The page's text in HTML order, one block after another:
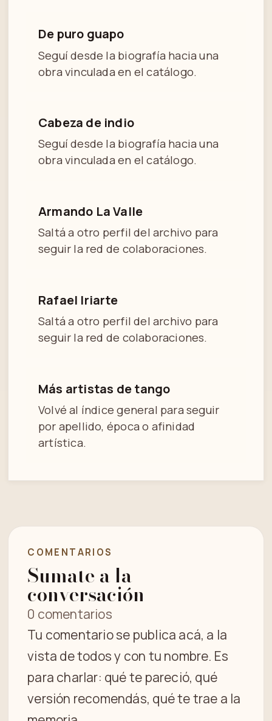
De puro guapo
Seguí desde la biografía hacia una
obra vinculada en el catálogo.
Cabeza de indio
Seguí desde la biografía hacia una
obra vinculada en el catálogo.
Armando La Valle
Saltá a otro perfil del archivo para
seguir la red de colaboraciones.
Rafael Iriarte
Saltá a otro perfil del archivo para
seguir la red de colaboraciones.
Más artistas de tango
Volvé al índice general para seguir
por apellido, época o afinidad
artística.
COMENTARIOS
Sumate a la
conversación
0 comentarios
Tu comentario se publica acá, a la
vista de todos y con tu nombre. Es
para charlar: qué te pareció, qué
versión recomendás, qué te trae a la